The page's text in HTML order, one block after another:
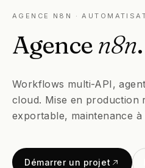
AGENCE N8N ·
Agence n8n.
Workflows multi-API,
cloud. Mise en production
exportable, maintenance à
Démarrer un projet